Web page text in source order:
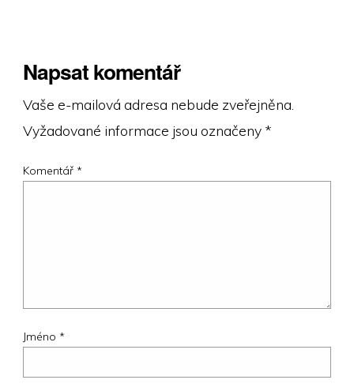
Napsat komentář
Vaše e-mailová adresa nebude zveřejněna.
Vyžadované informace jsou označeny *
Komentář *
Jméno *